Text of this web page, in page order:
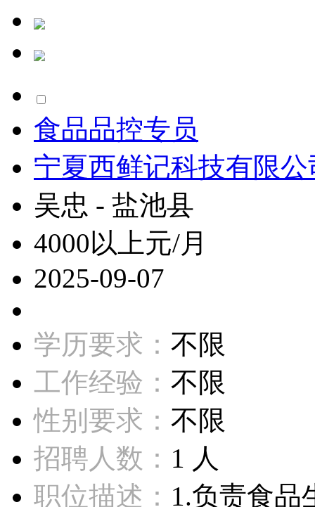
食品品控专员
宁夏西鲜记科技有限公
吴忠 - 盐池县
4000以上元/月
2025-09-07
学历要求： 不限
工作经验： 不限
性别要求： 不限
招聘人数： 1 人
职位描述： 1.负责食品